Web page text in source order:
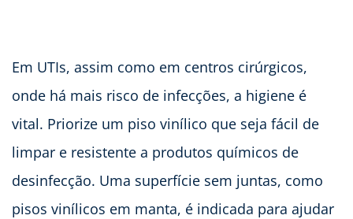
Em UTIs, assim como em centros cirúrgicos,
onde há mais risco de infecções, a higiene é
vital. Priorize um piso vinílico que seja fácil de
limpar e resistente a produtos químicos de
desinfecção. Uma superfície sem juntas, como
pisos vinílicos em manta, é indicada para ajudar